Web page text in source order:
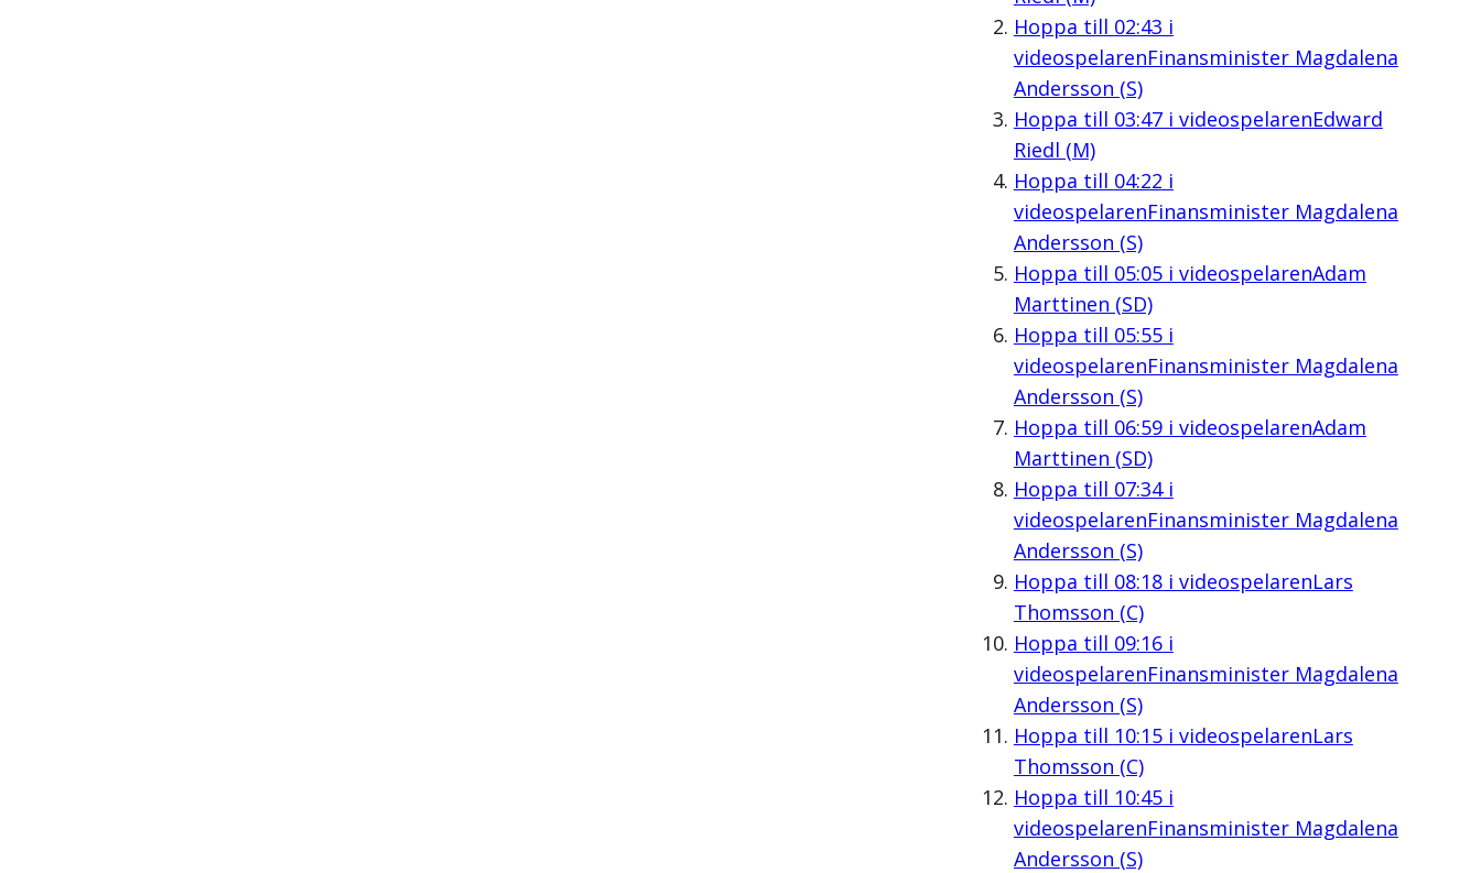
Hoppa till 02:43 i
videospelarenFinansminister Magdalena
Andersson (S)
Hoppa till 03:47i videospelarenEdward
Riedl (M)
Hoppa till 04:22 i
videospelarenFinansminister Magdalena
Andersson (S)
Hoppa till 05:05i videospelarenAdam
Marttinen (SD)
Hoppa till 05:55i
videospelarenFinansminister Magdalena
Andersson (S)
Hoppa till 06:59i videospelarenAdam
Marttinen (SD)
Hoppa till 07:34i
videospelarenFinansminister Magdalena
Andersson (S)
Hoppa till 08:18i videospelarenLars
Thomsson (C)
Hoppa till 09:16i
videospelarenFinansminister Magdalena
Andersson (S)
Hoppa till 10:15i videospelarenLars
Thomsson (C)
Hoppa till 10:45i
videospelarenFinansminister Magdalena
Andersson (S)